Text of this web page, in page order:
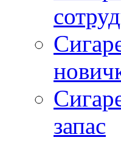
запас